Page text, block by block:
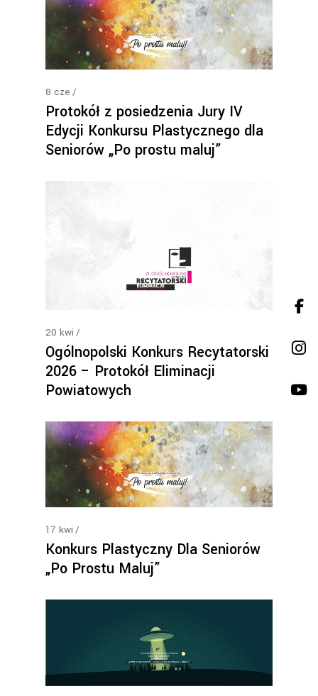
8 cze
Protokół z posiedzenia Jury IV
Edycji Konkursu Plastycznego dla
Seniorów „Po prostu maluj”
20 kwi
Ogólnopolski Konkurs Recytatorski
2026 – Protokół Eliminacji
Powiatowych
17 kwi
Konkurs Plastyczny Dla Seniorów
„Po Prostu Maluj”